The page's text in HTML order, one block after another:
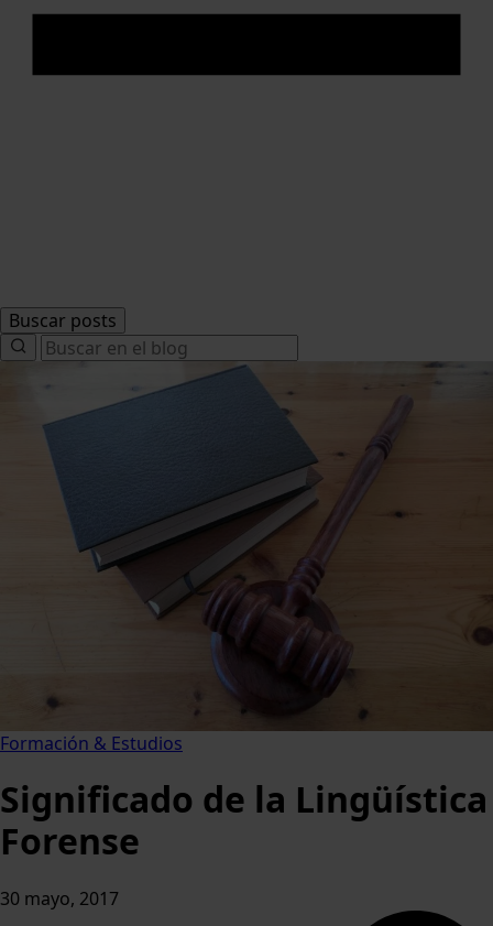
Buscar posts
Search
for:
Formación & Estudios
Significado de la Lingüística
Forense
30 mayo, 2017